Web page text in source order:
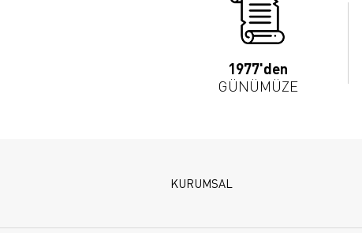
1977'den
GÜNÜMÜZE
KURUMSAL